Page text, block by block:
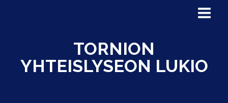
TORNION
YHTEISLYSEON LUKIO